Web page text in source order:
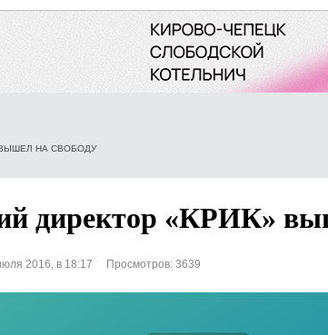
НА СВОБОДУ
директор «КРИК»
2016, в 18:17 Просмотров: 3639